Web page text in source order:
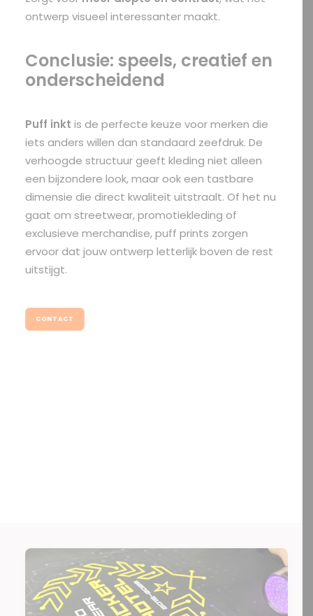
ontwerp visueel interessanter maakt.
Conclusie: speels, creatief en
onderscheidend
Puff inkt is de perfecte keuze voor merken die
iets anders willen dan standaard zeefdruk. De
verhoogde structuur geeft kleding niet alleen
een bijzondere look, maar ook een tastbare
dimensie die direct kwaliteit uitstraalt. Of het nu
gaat om streetwear, promotiekleding of
exclusieve merchandise, puff prints zorgen
ervoor dat jouw ontwerp letterlijk boven de rest
uitstijgt.
CONTACT